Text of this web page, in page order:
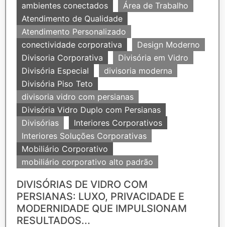
ambientes conectados
Área de Trabalho
Atendimento de Qualidade
Atendimento Personalizado
conectividade corporativa
Design Moderno
Divisoria Corporativa
Divisória em Vidro
Divisória Especial
divisoria moderna
Divisória Piso Teto
divisoria vidro com persianas
Divisória Vidro Duplo com Persianas
Divisórias
Interiores Corporativos
Interiores Soluções Corporativas
Mobiliário Corporativo
mobiliário corporativo alto padrão
DIVISÓRIAS DE VIDRO COM
PERSIANAS: LUXO, PRIVACIDADE E
MODERNIDADE QUE IMPULSIONAM
RESULTADOS...